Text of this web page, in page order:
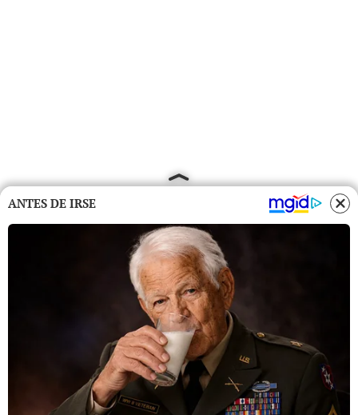
ANTES DE IRSE